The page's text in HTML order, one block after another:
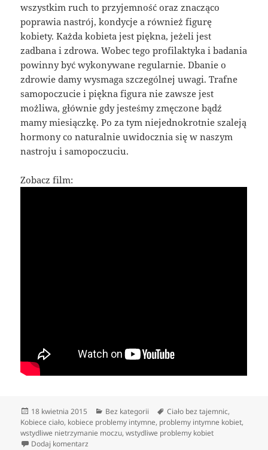
wszystkim ruch to przyjemność oraz znacząco
poprawia nastrój, kondycje a również figurę
kobiety. Każda kobieta jest piękna, jeżeli jest
zadbana i zdrowa. Wobec tego profilaktyka i badania
powinny być wykonywane regularnie. Dbanie o
zdrowie damy wysmaga szczególnej uwagi. Trafne
samopoczucie i piękna figura nie zawsze jest
możliwa, głównie gdy jesteśmy zmęczone bądź
mamy miesiączkę. Po za tym niejednokrotnie szaleją
hormony co naturalnie uwidocznia się w naszym
nastroju i samopoczuciu.
Zobacz film:
Data
publikacji
18 kwietnia 2015 Kategorie
Bez kategorii Tagi
Ciało bez tajemnic,
Kobiece ciało, kobiece problemy intymne, problemy intymne kobiet,
wstydliwe nietrzymanie moczu,wstydliwe problemy kobiet
Dodaj komentarz